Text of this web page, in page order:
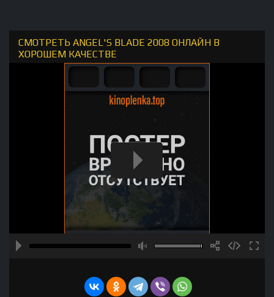
СМОТРЕТЬ ANGEL'S BLADE 2008 ОНЛАЙН В
ХОРОШЕМ КАЧЕСТВЕ